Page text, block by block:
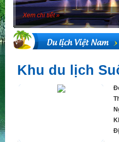
Xem chi tiết »
Du lịch Việt Nam
Khu du lịch